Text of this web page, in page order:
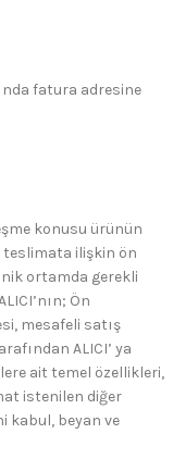
fatura adresine
konusu ürünün
teslimata ilişkin ön
ortamda gerekli
Ön
mesafeli satış
ALICI’ ya
ait temel özellikleri,
istenilen diğer
kabul, beyan ve